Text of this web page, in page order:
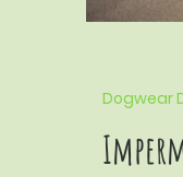
Dogwear